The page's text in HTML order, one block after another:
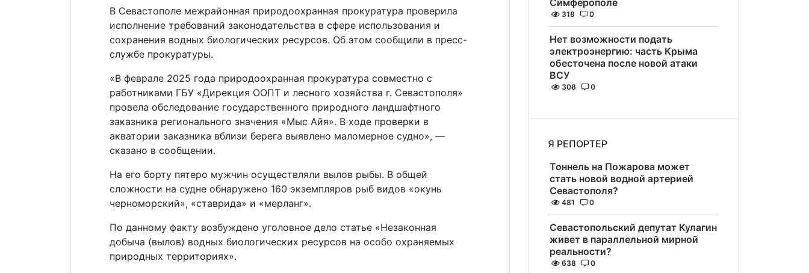
В Севастополе межрайонная природоохранная прокуратура проверила
исполнение требований законодательства в сфере использования и
сохранения водных биологических ресурсов. Об этом сообщили в пресс-
службе прокуратуры.
«В феврале 2025 года природоохранная прокуратура совместно с
работниками ГБУ «Дирекция ООПТ и лесного хозяйства г. Севастополя»
провела обследование государственного природного ландшафтного
заказника регионального значения «Мыс Айя». В ходе проверки в
акватории заказника вблизи берега выявлено маломерное судно», —
сказано в сообщении.
На его борту пятеро мужчин осуществляли вылов рыбы. В общей
сложности на судне обнаружено 160 экземпляров рыб видов «окунь
черноморский», «ставрида» и «мерланг».
По данному факту возбуждено уголовное дело статье «Незаконная
добыча (вылов) водных биологических ресурсов на особо охраняемых
природных территориях».
Симферополе
318 0
Нет возможности подать
электроэнергию: часть Крыма
обесточена после новой атаки
ВСУ
308 0
Я РЕПОРТЕР
Тоннель на Пожарова может
стать новой водной артерией
Севастополя?
481 0
Севастопольский депутат Кулагин
живет в параллельной мирной
реальности?
638 0